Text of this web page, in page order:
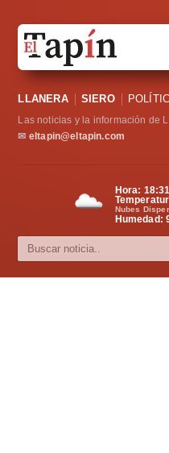
Sociedad
Política
Cultura
LLANERA SIERO
Las noticias y la información de
✉ eltapin@eltapin.com
Hora:
Nubes
Humedad: